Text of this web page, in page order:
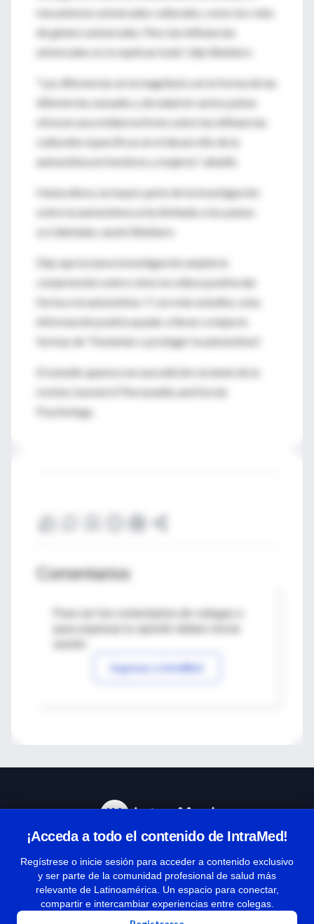
mecanismos universales culturales, como los roles
de género universales. Pero las influencias
universales no lo explican todo", dijo Bleidorn.
"Las diferencias en la magnitud y en la forma de las
diferencias sexuales y de edad en varios países
ofrecen una evidencia firme sobre las influencias
culturales específicas en el desarrollo de la
autoestima en hombres y mujeres", añadió.
Hasta ahora, la mayor parte de la investigación
sobre la autoestima se ha limitado a los países
occidentales, anotó Bleidorn.
Dijo que la nueva investigación amplía la
comprensión sobre cómo la cultura podría dar
forma a la autoestima. Y con más estudios, esta
información podría ayudar a llevar a mejores
formas de "fomentar o proteger la autoestima".
El estudio aparece en una edición reciente de la
revista Journal of Personality and Social
Psychology.
Comentarios
Para ver los comentarios de colegas o
Ingresar a IntraMed
¡Acceda a todo el contenido de IntraMed!
Regístrese o inicie sesión para acceder a contenido exclusivo
y ser parte de la comunidad profesional de salud más
relevante de Latinoamérica. Un espacio para conectar,
compartir e intercambiar experiencias entre colegas.
Términos y condiciones
| Políticas de privacidad